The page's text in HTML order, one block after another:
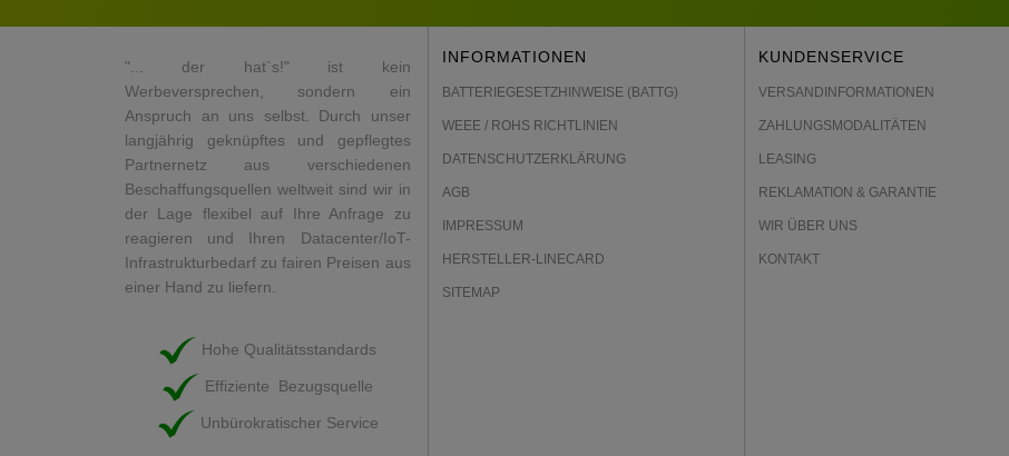
"... der hat`s!" ist kein
Werbeversprechen, sondern ein
Anspruch an uns selbst. Durch unser
langjährig geknüpftes und gepflegtes
Partnernetz aus verschiedenen
Beschaffungsquellen weltweit sind wir in
der Lage flexibel auf Ihre Anfrage zu
reagieren und Ihren Datacenter/IoT-
Infrastrukturbedarf zu fairen Preisen aus
einer Hand zu liefern.
Hohe Qualitätsstandards
Effiziente Bezugsquelle
Unbürokratischer Service
INFORMATIONEN
BATTERIEGESETZHINWEISE (BATTG)
WEEE / ROHS RICHTLINIEN
DATENSCHUTZERKLÄRUNG
AGB
IMPRESSUM
HERSTELLER-LINECARD
SITEMAP
KUNDENSERVICE
VERSANDINFORMATIONEN
ZAHLUNGSMODALITÄTEN
LEASING
REKLAMATION & GARANTIE
WIR ÜBER UNS
KONTAKT